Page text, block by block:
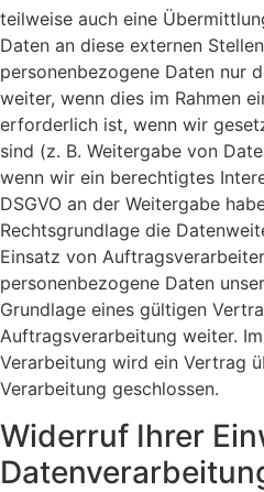
teilweise auch eine
Daten an diese externen
personenbezogene Daten nur
weiter, wenn dies im Rahmen
erforderlich ist, wenn wir
sind (z. B. Weitergabe von
wenn wir ein berechtigtes
DSGVO an der Weitergabe
Rechtsgrundlage die
Einsatz von
personenbezogene Daten
Grundlage eines gültigen
Auftragsverarbeitung weiter.
Verarbeitung wird ein Vertrag
Verarbeitung geschlossen.
Widerruf Ihrer